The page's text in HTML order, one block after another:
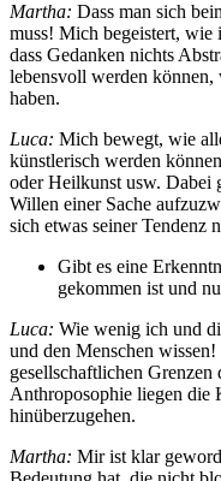
Martha: Dass man sich
muss! Mich begeistert,
dass Gedanken nichts
lebensvoll werden können,
haben.
Luca: Mich bewegt, wie
künstlerisch werden
oder Heilkunst usw. Dabei
Willen einer Sache
sich etwas seiner Tendenz
Gibt es eine
gekommen ist und
Luca: Wie wenig ich und
und den Menschen
gesellschaftlichen
Anthroposophie liegen die
hinüberzugehen.
Martha: Mir ist klar